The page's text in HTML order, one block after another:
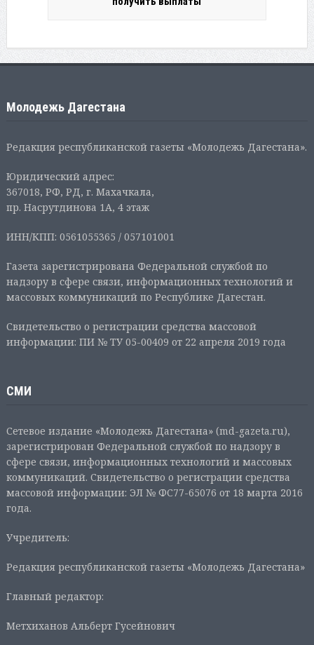
Молодежь Дагестана
Редакция республиканской газеты «Молодежь Дагестана».
Юридический адрес:
367018, РФ, РД, г. Махачкала,
пр. Насрутдинова 1А, 4 этаж
ИНН/КПП: 0561055365 / 057101001
Газета зарегистрирована Федеральной службой по
надзору в сфере связи, информационных технологий и
массовых коммуникаций по Республике Дагестан.
Свидетельство о регистрации средства массовой
информации: ПИ № ТУ 05-00409 от 22 апреля 2019 года
СМИ
Сетевое издание «Молодежь Дагестана» (md-gazeta.ru),
зарегистрирован Федеральной службой по надзору в
сфере связи, информационных технологий и массовых
коммуникаций. Свидетельство о регистрации средства
массовой информации: ЭЛ № ФС77-65076 от 18 марта 2016
года.
Учредитель:
Редакция республиканской газеты «Молодежь Дагестана»
Главный редактор:
Метхиханов Альберт Гусейнович